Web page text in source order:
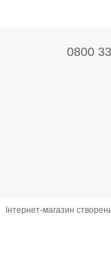
0800
Інтернет-магазин